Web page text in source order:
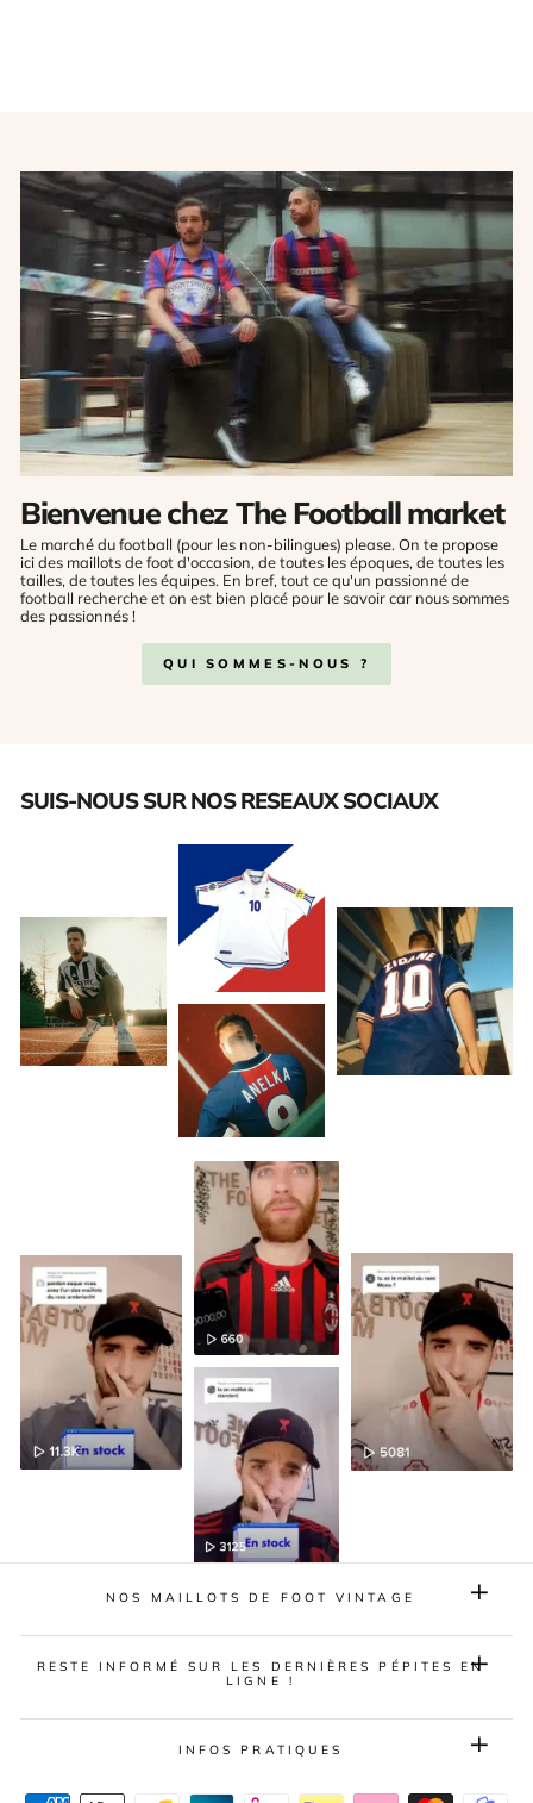
Bienvenue chez The Football market
Le marché du football (pour les non-bilingues) please. On te propose
ici des maillots de foot d'occasion, de toutes les époques, de toutes les
tailles, de toutes les équipes. En bref, tout ce qu'un passionné de
football recherche et on est bien placé pour le savoir car nous sommes
des passionnés !
QUI SOMMES-NOUS ?
SUIS-NOUS SUR NOS RESEAUX SOCIAUX
NOS MAILLOTS DE FOOT VINTAGE
RESTE INFORMÉ SUR LES DERNIÈRES PÉPITES EN
LIGNE !
INFOS PRATIQUES